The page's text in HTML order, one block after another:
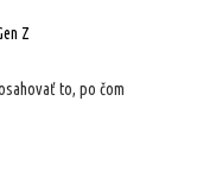
Z
to, po čom